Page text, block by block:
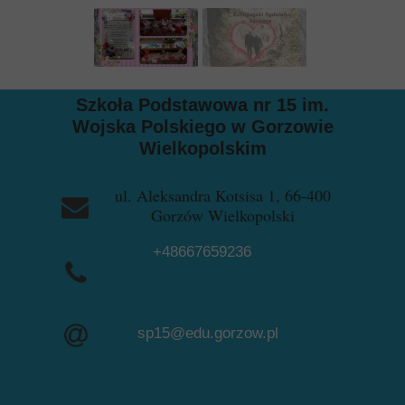
Szkoła Podstawowa nr 15 im.
Wojska Polskiego w Gorzowie
Wielkopolskim
ul. Aleksandra Kotsisa 1, 66-400
Gorzów Wielkopolski
+48667659236
+48957228729
sp15@edu.gorzow.pl